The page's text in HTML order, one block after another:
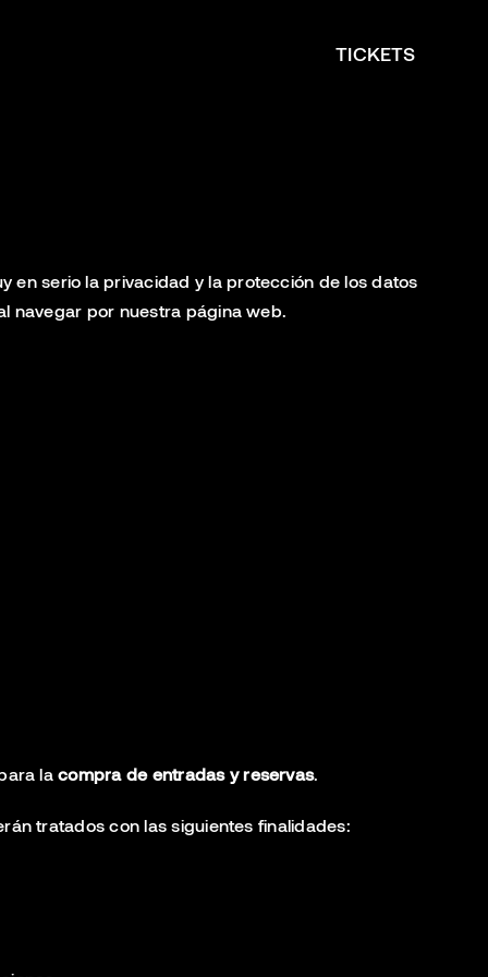
TICKETS
en serio la privacidad y la protección de los datos
navegar por nuestra página web.
lacompra de entradas y reservas.
tratados con las siguientes finalidades: